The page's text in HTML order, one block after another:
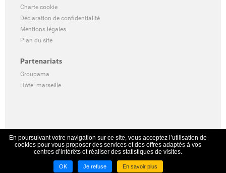
Charte cookie
Déclaration de confidentialité
Mentions légales
Plan du site
Partenariats
Groupama
Hôtel marseille
En poursuivant votre navigation sur ce site, vous acceptez l’utilisation de
cookies pour vous proposer des services et des offres adaptés à vos
centres d’intérêts et réaliser des statistiques de visites.
OK Je refuse En savoir plus